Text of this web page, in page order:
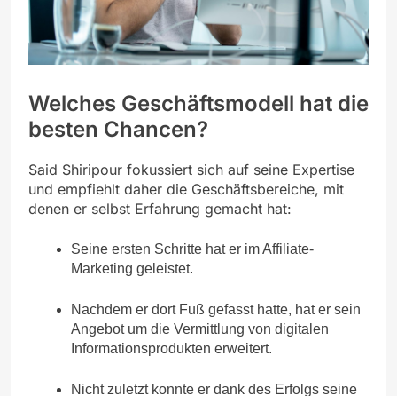
Welches Geschäftsmodell hat die
besten Chancen?
Said Shiripour fokussiert sich auf seine Expertise
und empfiehlt daher die Geschäftsbereiche, mit
denen er selbst Erfahrung gemacht hat:
Seine ersten Schritte hat er im Affiliate-
Marketing geleistet.
Nachdem er dort Fuß gefasst hatte, hat er sein
Angebot um die Vermittlung von digitalen
Informationsprodukten erweitert.
Nicht zuletzt konnte er dank des Erfolgs seine